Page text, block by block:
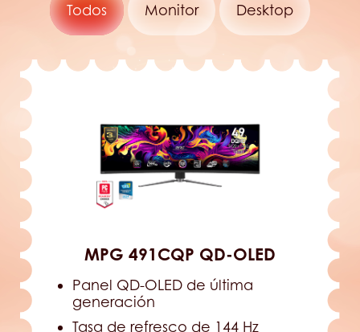
Todos Monitor Desktop
MPG 491CQP QD-OLED
Panel QD-OLED de última
generación
Tasa de refresco de 144 Hz